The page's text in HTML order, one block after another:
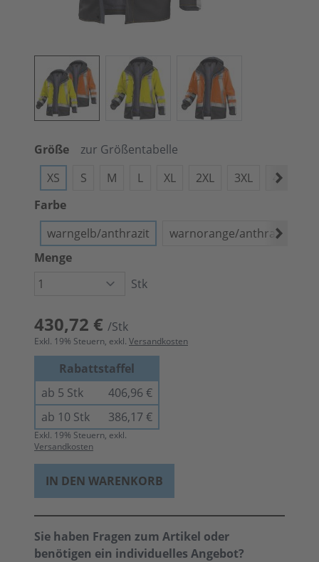
Größe
zur Größentabelle
XS
S M L XL 2XL 3XL
4XL
Farbe
warngelb/anthrazit
warnorange/anthrazit
Menge
Stk
430,72 € /Stk
Exkl. 19% Steuern, exkl. Versandkosten
Rabattstaffel
ab 5 Stk
406,96 €
ab 10 Stk
386,17 €
Exkl. 19% Steuern, exkl.
Versandkosten
IN DEN WARENKORB
Sie haben Fragen zum Artikel oder
benötigen ein individuelles Angebot?